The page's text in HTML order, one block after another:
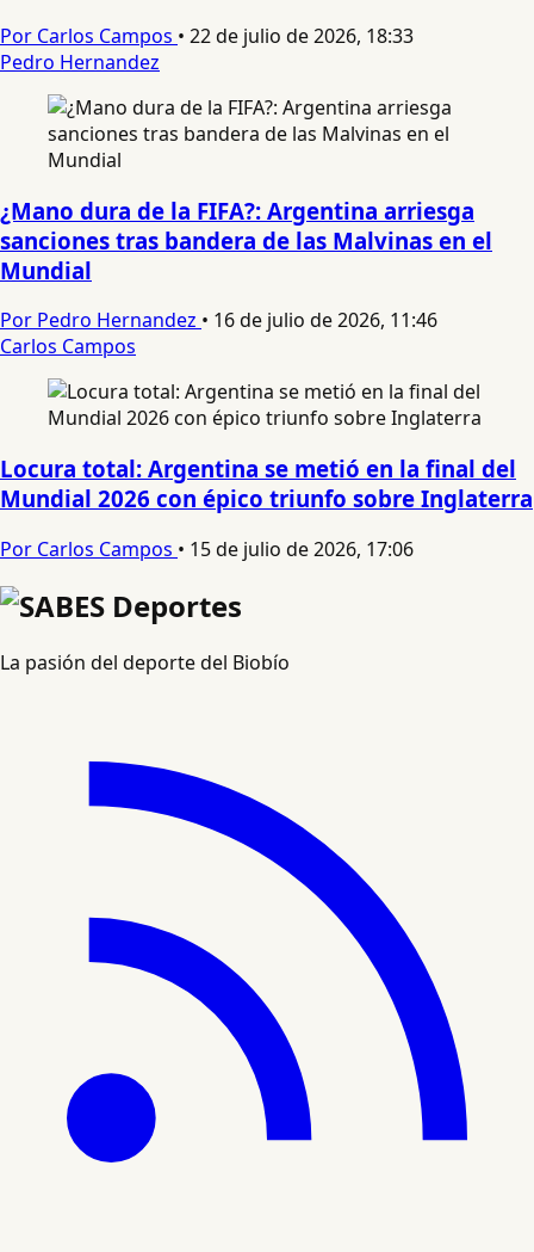
Por Carlos Campos • 22 de julio de 2026, 18:33
Pedro Hernandez
¿Mano dura de la FIFA?: Argentina arriesga
sanciones tras bandera de las Malvinas en el
Mundial
Por Pedro Hernandez • 16 de julio de 2026, 11:46
Carlos Campos
Locura total: Argentina se metió en la final del
Mundial 2026 con épico triunfo sobre Inglaterra
Por Carlos Campos • 15 de julio de 2026, 17:06
La pasión del deporte del Biobío